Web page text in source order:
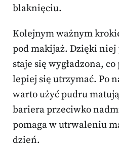
blaknięciu.
Kolejnym ważnym
pod makijaż. Dzięki
staje się wygładzona,
lepiej się utrzymać. Po
warto użyć pudru
bariera przeciwko
pomaga w utrwaleniu
dzień.